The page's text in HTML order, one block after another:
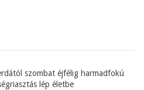
szombat éjfélig harmadfokú
lép életbe